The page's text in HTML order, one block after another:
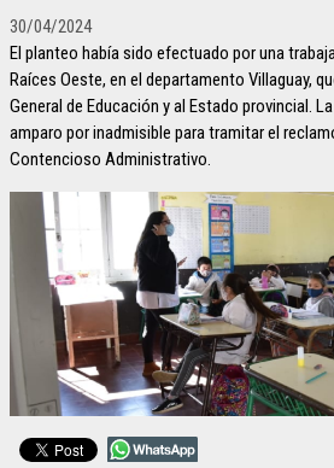
30/04/2024
El planteo había sido efectuado por una
Raíces Oeste, en el departamento Villaguay,
General de Educación y al Estado provincial.
amparo por inadmisible para tramitar el
Contencioso Administrativo.